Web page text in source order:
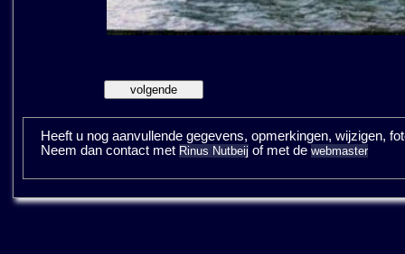
Heeft u nog aanvullende gegevens, opmerkingen, wijzigen,
Neem dan contact met Rinus Nutbeij of met de webmaster